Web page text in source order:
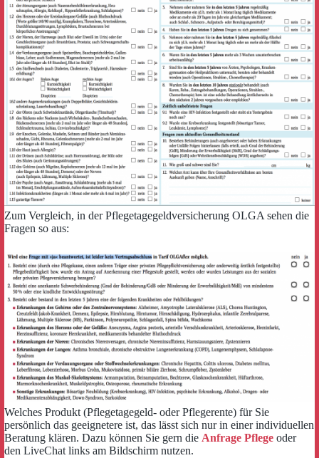
Zum Vergleich, in der Pflegetagegeldversicherung OLGA sehen die
Fragen so aus:
Welches Produkt (Pflegetagegeld- oder Pflegerente) für Sie
persönlich das geeignetere ist, das lässt sich nur in einer individuellen
Beratung klären. Dazu können Sie gern die Anfrage Pflege oder
den LiveChat links am Bildschirm nutzen.